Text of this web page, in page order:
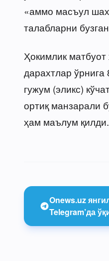
«аммо масъул
талабларни
Ҳокимлик матбуот
дарахтлар
гужум (эликс)
ортиқ манзарали
ҳам маълум қилди.
Onews.uz
Telegram’да